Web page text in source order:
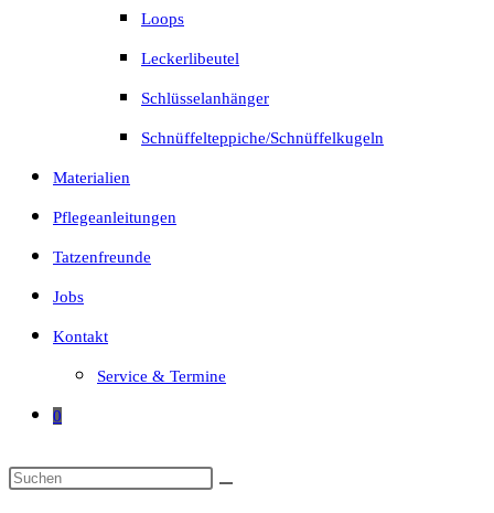
Loops
Leckerlibeutel
Schlüsselanhänger
Schnüffelteppiche/Schnüffelkugeln
Materialien
Pflegeanleitungen
Tatzenfreunde
Jobs
Kontakt
Service & Termine
0